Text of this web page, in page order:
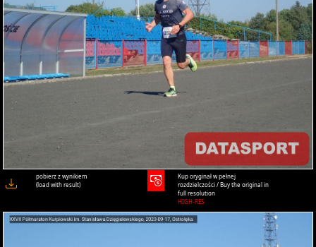
pobierz z wynikiem
(load with result)
Kup oryginał w pełnej
rozdzielczości / Buy the original in
full resolution
HIGH-RES